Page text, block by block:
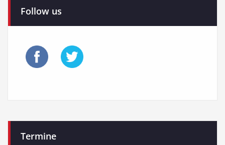
Follow us
Termine